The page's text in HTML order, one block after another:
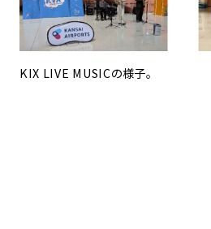
KIX LIVE MUSICの様子。